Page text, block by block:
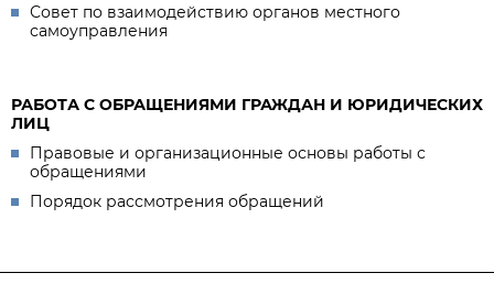
Совет по взаимодействию органов местного
самоуправления
РАБОТА С ОБРАЩЕНИЯМИ ГРАЖДАН И ЮРИДИЧЕСКИХ
ЛИЦ
Правовые и организационные основы работы с
обращениями
Порядок рассмотрения обращений